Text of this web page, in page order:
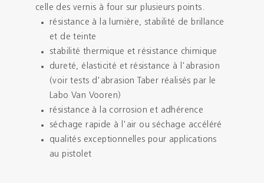
celle des vernis à four sur plusieurs points.
résistance à la lumière, stabilité de brillance
et de teinte
stabilité thermique et résistance chimique
dureté, élasticité et résistance à l'abrasion
(voir tests d'abrasion Taber réalisés par le
Labo Van Vooren)
résistance à la corrosion et adhérence
séchage rapide à l'air ou séchage accéléré
qualités exceptionnelles pour applications
au pistolet